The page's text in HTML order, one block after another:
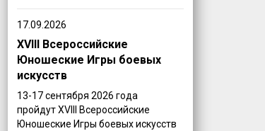
17.09.2026
XVIII Всероссийские
Юношеские Игры боевых
искусств
13-17 сентября 2026 года
пройдут XVIII Всероссийские
Юношеские Игры боевых искусств